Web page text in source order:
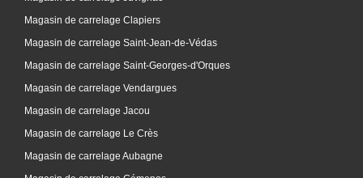
Magasin de carrelage Clapiers
Magasin de carrelage Saint-Jean-de-Védas
Magasin de carrelage Saint-Georges-d'Orques
Magasin de carrelage Vendargues
Magasin de carrelage Jacou
Magasin de carrelage Le Crès
Magasin de carrelage Aubagne